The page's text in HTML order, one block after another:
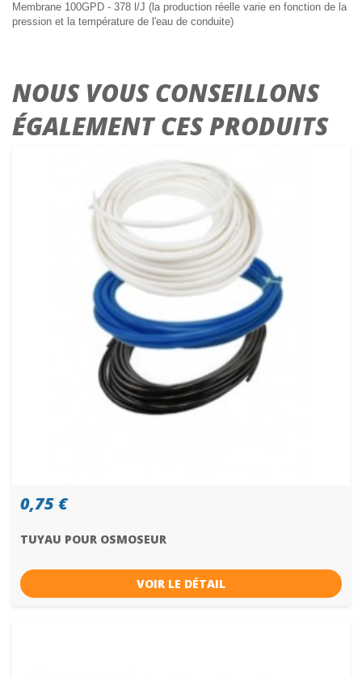
Membrane 100GPD - 378 l/J (la production réelle varie en fonction de la
pression et la température de l'eau de conduite)
NOUS VOUS CONSEILLONS
ÉGALEMENT CES PRODUITS
0,75 €
TUYAU POUR OSMOSEUR
VOIR LE DÉTAIL